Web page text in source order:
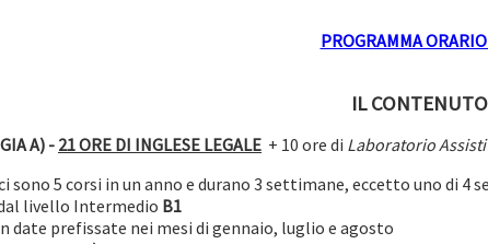
PROGRAMMA
IL
A) - 21 ORE DI INGLESE LEGALE + 10 ore di Laboratorio
sono 5 corsi in un anno e durano 3 settimane, eccetto uno di 4
livello Intermedio B1
date prefissate nei mesi di gennaio, luglio e agosto